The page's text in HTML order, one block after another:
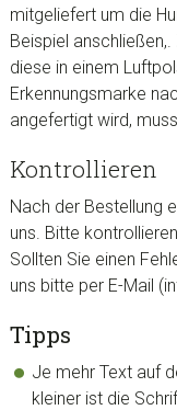
mitgeliefert um die
Beispiel
diese in einem
Erkennungsmarke
angefertigt wird,
Kontrollieren
Nach der Bestellung
uns. Bitte
Sollten Sie einen
uns bitte per E-Mail
Tipps
Je mehr Text auf
kleiner ist die